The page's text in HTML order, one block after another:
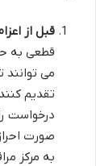
قبل از
می توانند
تقدیم
درخواست
صورت
به مرکز